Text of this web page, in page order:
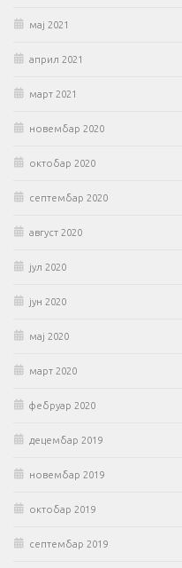
мај 2021
април 2021
март 2021
новембар 2020
октобар 2020
септембар 2020
август 2020
јул 2020
јун 2020
мај 2020
март 2020
фебруар 2020
децембар 2019
новембар 2019
октобар 2019
септембар 2019